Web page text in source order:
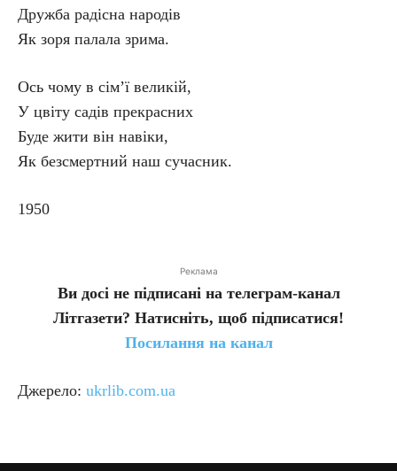
Дружба радісна народів
Як зоря палала зрима.
Ось чому в сім’ї великій,
У цвіту садів прекрасних
Буде жити він навіки,
Як безсмертний наш сучасник.
1950
Реклама
Ви досі не підписані на телеграм-канал
Літгазети? Натисніть, щоб підписатися!
Посилання на канал
Джерело: ukrlib.com.ua